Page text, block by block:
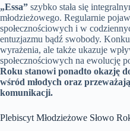
„Essa” szybko stała się
młodzieżowego. Regularnie
społecznościowych i w
entuzjazmu bądź swobody.
wyrażenia, ale także ukazuje
społecznościowych na ewolucję
Roku stanowi ponadto okazję
wśród młodych oraz
komunikacji.
Plebiscyt Młodzieżowe Słowo